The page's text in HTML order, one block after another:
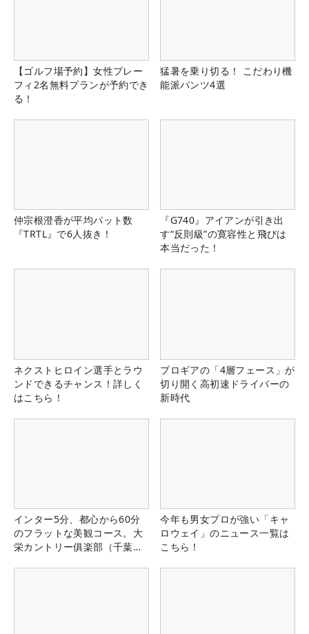
【ゴルフ場予約】女性プレー
フィ2名無料プランが予約でき
る！
猛暑を乗り切る！ こだわり機
能派パンツ4選
仲宗根澄香が平均パット数
『TRTL』で6人抜き！
『G740』アイアンが引き出
す“反則級”の寛容性と飛びは
本当だった！
ネクストヒロイン選手とラウ
ンドできるチャンス！詳しく
はこちら！
プロギアの「4層フェース」が
切り開く高初速ドライバーの
新時代
インター5分、都心から60分
のフラットな美観コース。大
栄カントリー俱楽部（千葉
今年も男女プロが強い「キャ
ロウェイ」のニュース一覧は
こちら！